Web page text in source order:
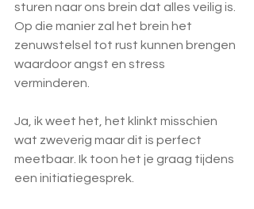
sturen naar ons brein dat alles veilig is.
Op die manier zal het brein het
zenuwstelsel tot rust kunnen brengen
waardoor angst en stress
verminderen.
Ja, ik weet het, het klinkt misschien
wat zweverig maar dit is perfect
meetbaar. Ik toon het je graag tijdens
een initiatiegesprek.